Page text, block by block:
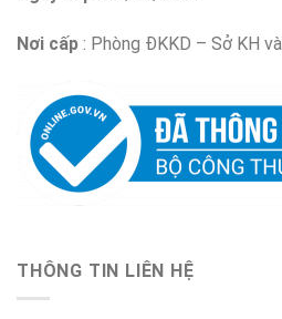
Nơi cấp : Phòng ĐKKD – Sở KH
THÔNG TIN LIÊN HỆ